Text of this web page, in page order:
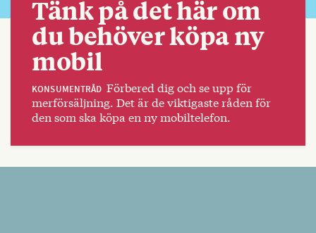
Tänk på det här om
du behöver köpa ny
mobil
KONSUMENTRÅD Förbered dig och se upp för
merförsäljning. Det är de viktigaste råden för
den som ska köpa en ny mobiltelefon.